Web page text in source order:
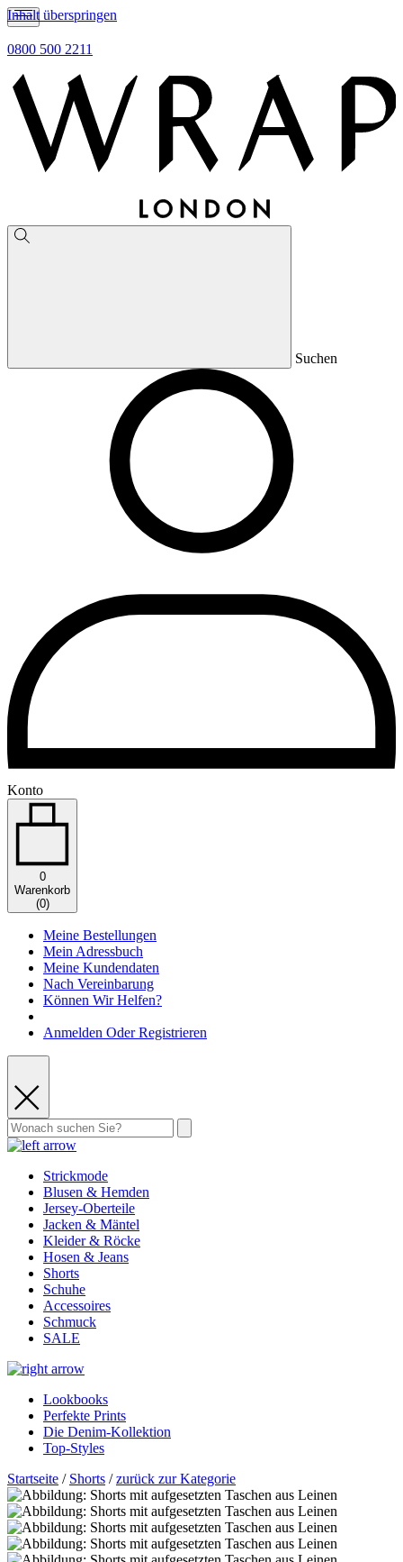
Inhalt überspringen
0800 500 2211
Suchen
Konto
0
Warenkorb
(0)
Meine Bestellungen
Mein Adressbuch
Meine Kundendaten
Nach Vereinbarung
Können Wir Helfen?
Anmelden Oder Registrieren
Strickmode
Blusen & Hemden
Jersey-Oberteile
Jacken & Mäntel
Kleider & Röcke
Hosen & Jeans
Shorts
Schuhe
Accessoires
Schmuck
SALE
Lookbooks
Perfekte Prints
Die Denim-Kollektion
Top-Styles
Startseite / Shorts /zurück zur Kategorie